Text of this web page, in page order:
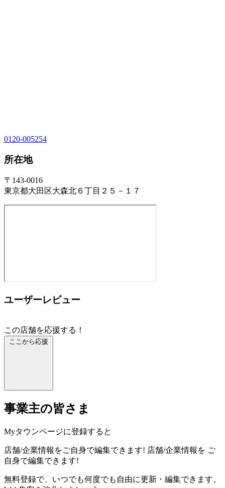
0120-005254
所在地
〒143-0016
東京都大田区大森北６丁目２５－１７
ユーザーレビュー
この店舗を応援する！
ここから応援
事業主の皆さま
Myタウンページに登録すると
店舗/企業情報をご自身で編集できます! 店舗/企業情報を ご
自身で編集できます!
無料登録で、いつでも何度でも自由に更新・編集できます。